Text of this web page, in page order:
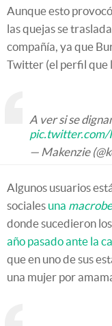
Aunque esto
las quejas se
compañía, ya que
Twitter (el perfil que
A ver si se
pic.twitter.com/
— Makenzie
Algunos usuarios
sociales una
donde sucedieron
año pasado ante la
que en uno de sus
una mujer por